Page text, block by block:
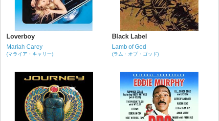
Loverboy
Mariah Carey
(マライア・キャリー)
Black Label
Lamb of God
(ラム・オブ・ゴッド)